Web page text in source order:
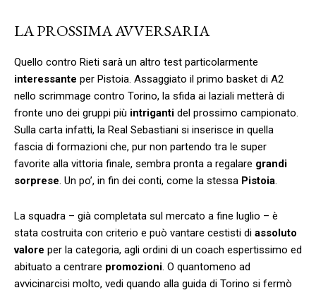
LA PROSSIMA AVVERSARIA
Quello contro Rieti sarà un altro test particolarmente
interessante per Pistoia. Assaggiato il primo basket di A2
nello scrimmage contro Torino, la sfida ai laziali metterà di
fronte uno dei gruppi più intriganti del prossimo campionato.
Sulla carta infatti, la Real Sebastiani si inserisce in quella
fascia di formazioni che, pur non partendo tra le super
favorite alla vittoria finale, sembra pronta a regalare grandi
sorprese. Un po’, in fin dei conti, come la stessa Pistoia.
La squadra – già completata sul mercato a fine luglio – è
stata costruita con criterio e può vantare cestisti di assoluto
valore per la categoria, agli ordini di un coach espertissimo ed
abituato a centrare promozioni. O quantomeno ad
avvicinarcisi molto, vedi quando alla guida di Torino si fermò